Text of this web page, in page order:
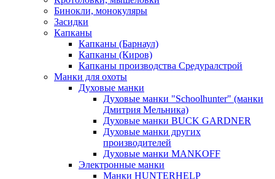
Бинокли, монокуляры
Засидки
Капканы
Капканы (Барнаул)
Капканы (Киров)
Капканы производства Средуралстрой
Манки для охоты
Духовые манки
Духовые манки "Schoolhunter" (манки
Дмитрия Мельника)
Духовые манки BUCK GARDNER
Духовые манки других
производителей
Духовые манки MANKOFF
Электронные манки
Манки HUNTERHELP